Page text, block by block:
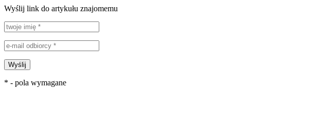
Wyślij link do artykułu znajomemu
Wyślij
* - pola wymagane